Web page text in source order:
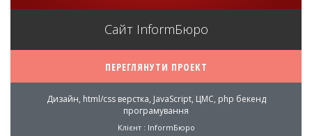
Сайт InformБюро
ПЕРЕГЛЯНУТИ ПРОЕКТ
Дизайн, html/css верстка, JavaScript, ЦМС, php бекенд
програмування
Клієнт : InformБюро